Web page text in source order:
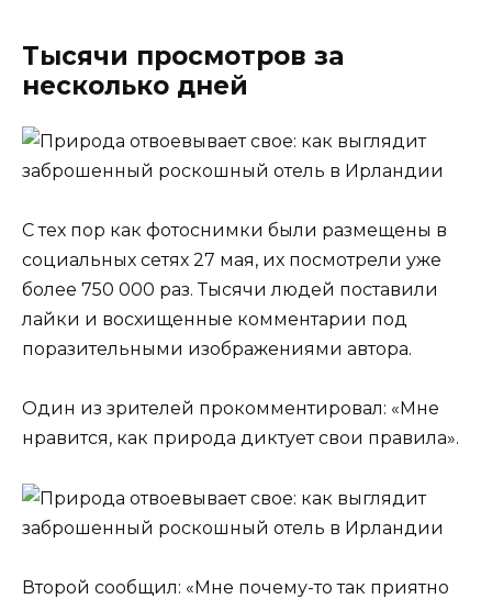
Тысячи просмотров за
несколько дней
С тех пор как фотоснимки были размещены в
социальных сетях 27 мая, их посмотрели уже
более 750 000 раз. Тысячи людей поставили
лайки и восхищенные комментарии под
поразительными изображениями автора.
Один из зрителей прокомментировал: «Мне
нравится, как природа диктует свои правила».
Второй сообщил: «Мне почему-то так приятно